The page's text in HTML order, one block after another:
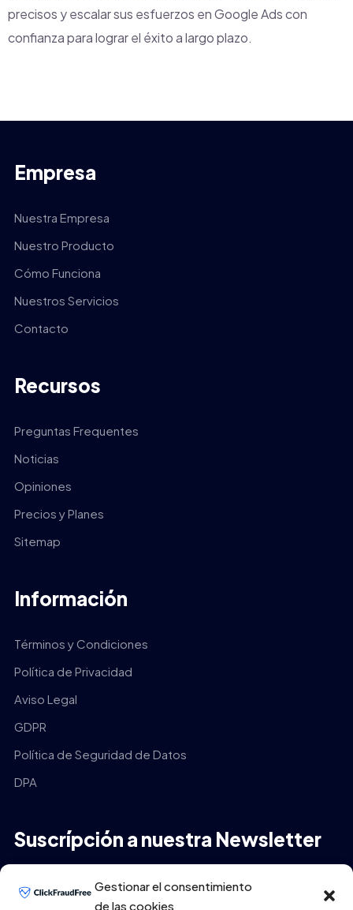
Gestionar el consentimiento
de las cookies
precisos y escalar sus esfuerzos en Google Ads con
confianza para lograr el éxito a largo plazo.
Empresa
Nuestra Empresa
Nuestro Producto
Cómo Funciona
Nuestros Servicios
Contacto
Recursos
Preguntas Frequentes
Noticias
Opiniones
Precios y Planes
Sitemap
Información
Términos y Condiciones
Política de Privacidad
Aviso Legal
GDPR
Política de Seguridad de Datos
DPA
Suscrípción a nuestra Newsletter
Tu Email